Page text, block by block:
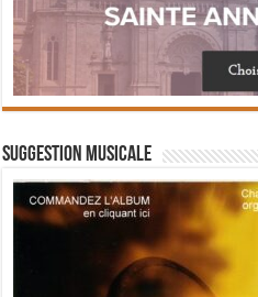
Suggestion musicale